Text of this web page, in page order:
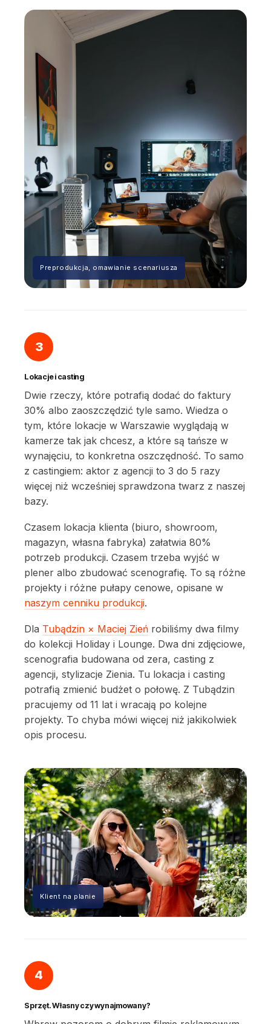
Preprodukcja, omawianie scenariusza
3
Lokacje i casting
Dwie rzeczy, które potrafią dodać do faktury
30% albo zaoszczędzić tyle samo. Wiedza o
tym, które lokacje w Warszawie wyglądają w
kamerze tak jak chcesz, a które są tańsze w
wynajęciu, to konkretna oszczędność. To samo
z castingiem: aktor z agencji to 3 do 5 razy
więcej niż wcześniej sprawdzona twarz z naszej
bazy.
Czasem lokacja klienta (biuro, showroom,
magazyn, własna fabryka) załatwia 80%
potrzeb produkcji. Czasem trzeba wyjść w
plener albo zbudować scenografię. To są różne
projekty i różne pułapy cenowe, opisane w
naszym cenniku produkcji.
Dla Tubądzin × Maciej Zień robiliśmy dwa filmy
do kolekcji Holiday i Lounge. Dwa dni zdjęciowe,
scenografia budowana od zera, casting z
agencji, stylizacje Zienia. Tu lokacja i casting
potrafią zmienić budżet o połowę. Z Tubądzin
pracujemy od 11 lat i wracają po kolejne
projekty. To chyba mówi więcej niż jakikolwiek
opis procesu.
Klient na planie
4
Sprzęt. Własny czy wynajmowany?